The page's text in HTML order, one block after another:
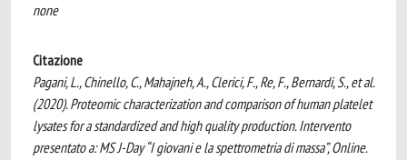
none
Citazione
Pagani, L., Chinello, C., Mahajneh, A., Clerici, F., Re, F., Bernardi, S., et al.
(2020). Proteomic characterization and comparison of human platelet
lysates for a standardized and high quality production. Intervento
presentato a: MS J-Day “I giovani e la spettrometria di massa”, Online.